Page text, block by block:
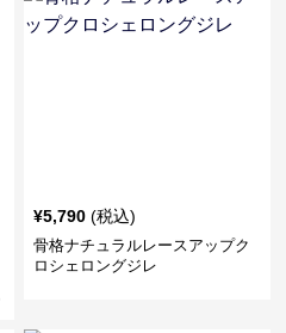
¥5,790 (税込)
骨格ナチュラルレースアップク
ロシェロングジレ